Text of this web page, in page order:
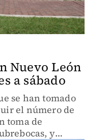
Nuevo León
a sábado
se han tomado
el número de
toma de
y